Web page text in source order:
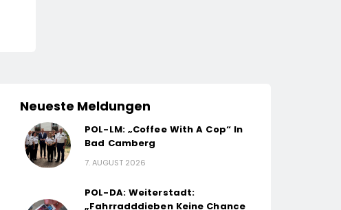
Neueste Meldungen
POL-LM: „Coffee With A Cop“ In
Bad Camberg
7. AUGUST 2026
POL-DA: Weiterstadt:
„Fahrradddieben Keine Chance